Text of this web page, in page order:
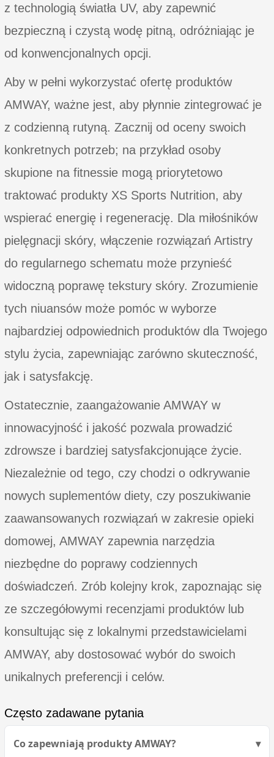
z technologią światła UV, aby zapewnić
bezpieczną i czystą wodę pitną, odróżniając je
od konwencjonalnych opcji.
Aby w pełni wykorzystać ofertę produktów
AMWAY, ważne jest, aby płynnie zintegrować je
z codzienną rutyną. Zacznij od oceny swoich
konkretnych potrzeb; na przykład osoby
skupione na fitnessie mogą priorytetowo
traktować produkty XS Sports Nutrition, aby
wspierać energię i regenerację. Dla miłośników
pielęgnacji skóry, włączenie rozwiązań Artistry
do regularnego schematu może przynieść
widoczną poprawę tekstury skóry. Zrozumienie
tych niuansów może pomóc w wyborze
najbardziej odpowiednich produktów dla Twojego
stylu życia, zapewniając zarówno skuteczność,
jak i satysfakcję.
Ostatecznie, zaangażowanie AMWAY w
innowacyjność i jakość pozwala prowadzić
zdrowsze i bardziej satysfakcjonujące życie.
Niezależnie od tego, czy chodzi o odkrywanie
nowych suplementów diety, czy poszukiwanie
zaawansowanych rozwiązań w zakresie opieki
domowej, AMWAY zapewnia narzędzia
niezbędne do poprawy codziennych
doświadczeń. Zrób kolejny krok, zapoznając się
ze szczegółowymi recenzjami produktów lub
konsultując się z lokalnymi przedstawicielami
AMWAY, aby dostosować wybór do swoich
unikalnych preferencji i celów.
Często zadawane pytania
Co zapewniają produkty AMWAY?